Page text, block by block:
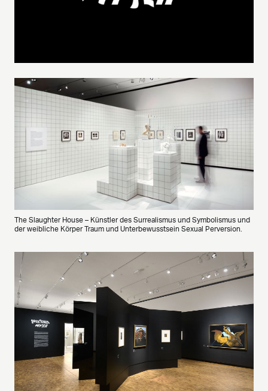
The Slaughter House – Künstler des Surrealismus und Symbolismus und
der weibliche Körper Traum und Unterbewusstsein Sexual Perversion.